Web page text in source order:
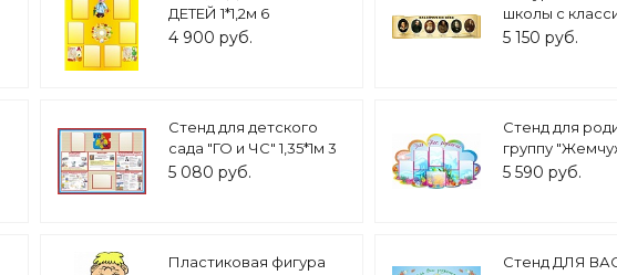
ДЕТЕЙ 1*1,2м 6
карманов арт. 746
4 900 руб.
школы с
русской
5 150 руб.
Стенд для детского
сада "ГО и ЧС" 1,35*1м 3
кармана арт. 4201
5 080 руб.
Стенд для
группу
фигурный
5 590 руб.
Пластиковая фигура
Стенд ДЛЯ